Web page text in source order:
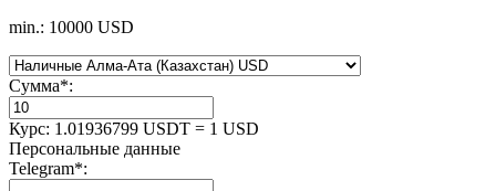
min.: 10000 USD
Сумма*:
Курс: 1.01936799 USDT = 1 USD
Персональные данные
Telegram*: